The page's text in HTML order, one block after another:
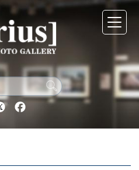
Twitter Facebook